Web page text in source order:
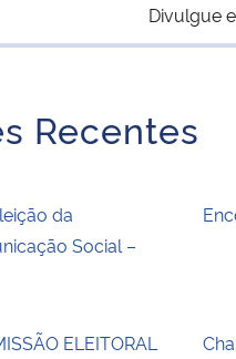
Divulgue
Recentes
da
Social –
ELEITORAL